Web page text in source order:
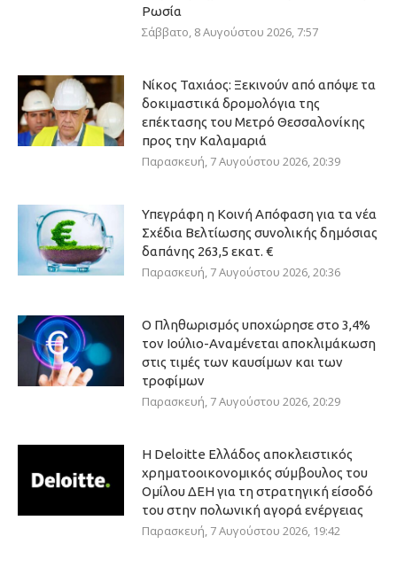
Ρωσία
Σάββατο, 8 Αυγούστου 2026, 7:57
Νίκος Ταχιάος: Ξεκινούν από απόψε τα
δοκιμαστικά δρομολόγια της
επέκτασης του Μετρό Θεσσαλονίκης
προς την Καλαμαριά
Παρασκευή, 7 Αυγούστου 2026, 20:39
Υπεγράφη η Κοινή Απόφαση για τα νέα
Σχέδια Βελτίωσης συνολικής δημόσιας
δαπάνης 263,5 εκατ. €
Παρασκευή, 7 Αυγούστου 2026, 20:36
Ο Πληθωρισμός υποχώρησε στο 3,4%
τον Ιούλιο-Αναμένεται αποκλιμάκωση
στις τιμές των καυσίμων και των
τροφίμων
Παρασκευή, 7 Αυγούστου 2026, 20:29
Η Deloitte Ελλάδος αποκλειστικός
χρηματοοικονομικός σύμβουλος του
Ομίλου ΔΕΗ για τη στρατηγική είσοδό
του στην πολωνική αγορά ενέργειας
Παρασκευή, 7 Αυγούστου 2026, 19:42